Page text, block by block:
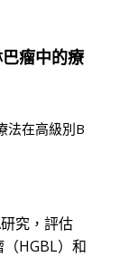
瘤中的療
究，評估
HGBL）和